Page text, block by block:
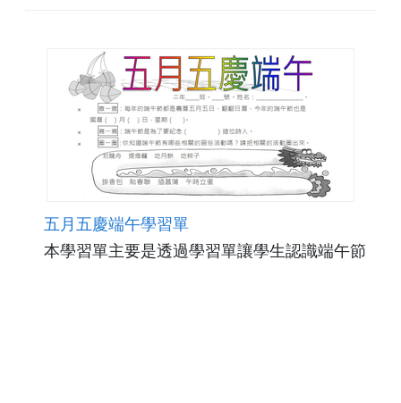
五月五慶端午學習單
本學習單主要是透過學習單讓學生認識端午節